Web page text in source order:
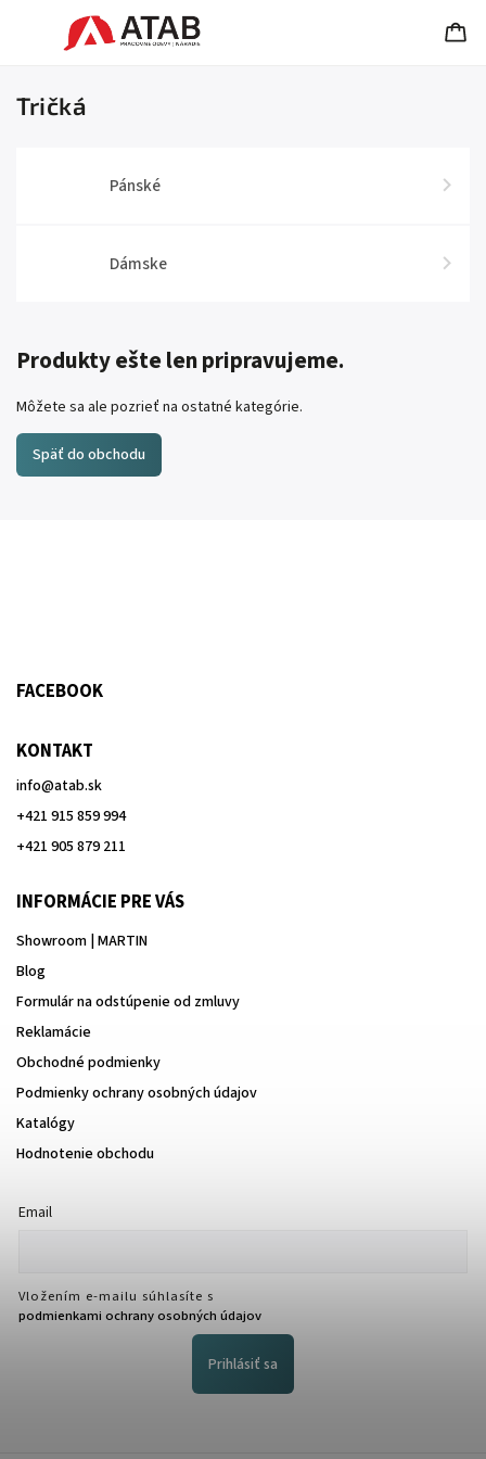
Tričká
Pánské
Dámske
Produkty ešte len pripravujeme.
Môžete sa ale pozrieť na ostatné kategórie.
Späť do obchodu
FACEBOOK
KONTAKT
info@atab.sk
+421 915 859 994
+421 905 879 211
INFORMÁCIE PRE VÁS
Showroom | MARTIN
Blog
Formulár na odstúpenie od zmluvy
Reklamácie
Obchodné podmienky
Podmienky ochrany osobných údajov
Katalógy
Hodnotenie obchodu
Email
Vložením e-mailu súhlasíte s
podmienkami ochrany osobných údajov
Prihlásiť sa